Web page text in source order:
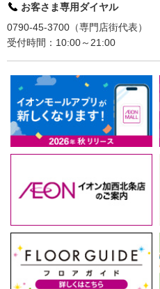
お客さま専用ダイヤル
0790-45-3700（専門店街代表）
受付時間：10:00～21:00